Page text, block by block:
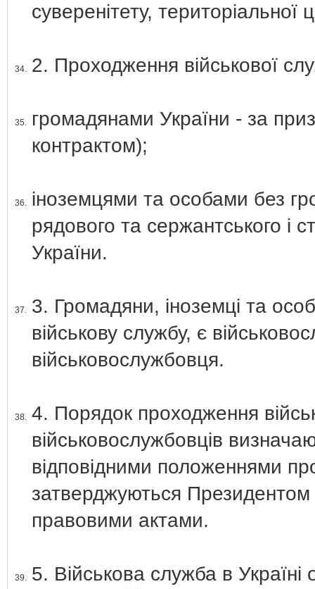
суверенітету, територіальної
34. 2. Проходження військової
35.
громадянами України - за
контрактом);
36. іноземцями та особами без
рядового та сержантського і
України.
37. 3. Громадяни, іноземці та
військову службу, є
військовослужбовця.
38. 4. Порядок проходження
військовослужбовців
відповідними положеннями
затверджуються
правовими актами.
39. 5. Військова служба в Україні